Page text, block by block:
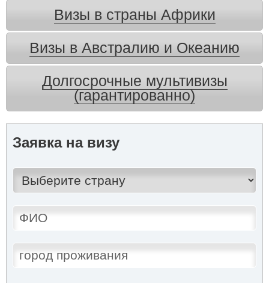
Визы в страны Африки
Визы в Австралию и Океанию
Долгосрочные мультивизы
(гарантированно)
Заявка на визу